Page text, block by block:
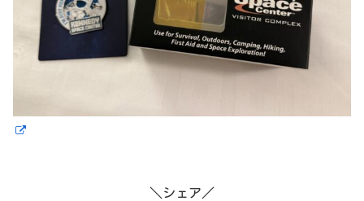
＼シェア／